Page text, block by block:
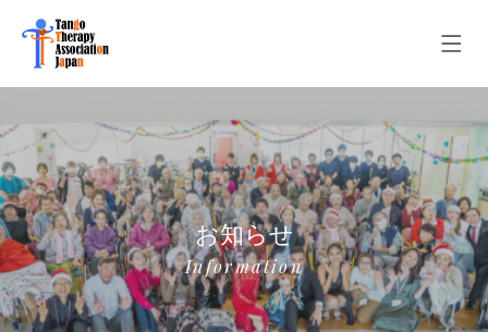
お知らせ
Information